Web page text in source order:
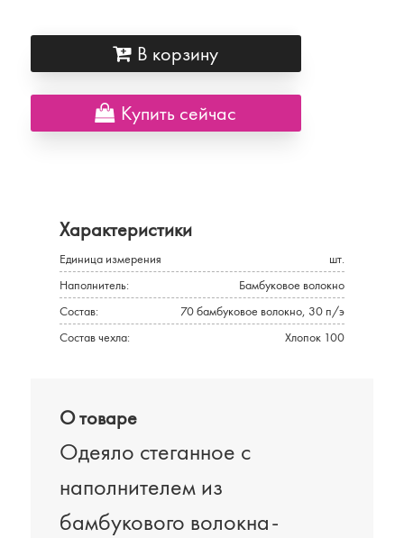
В корзину
Купить сейчас
О товаре
Одеяло стеганное с
наполнителем из
бамбукового волокна-
Характеристики
Единица измерения
шт.
Наполнитель:
Бамбуковое волокно
Состав:
70 бамбуковое волокно, 30 п/э
Состав чехла:
Хлопок 100